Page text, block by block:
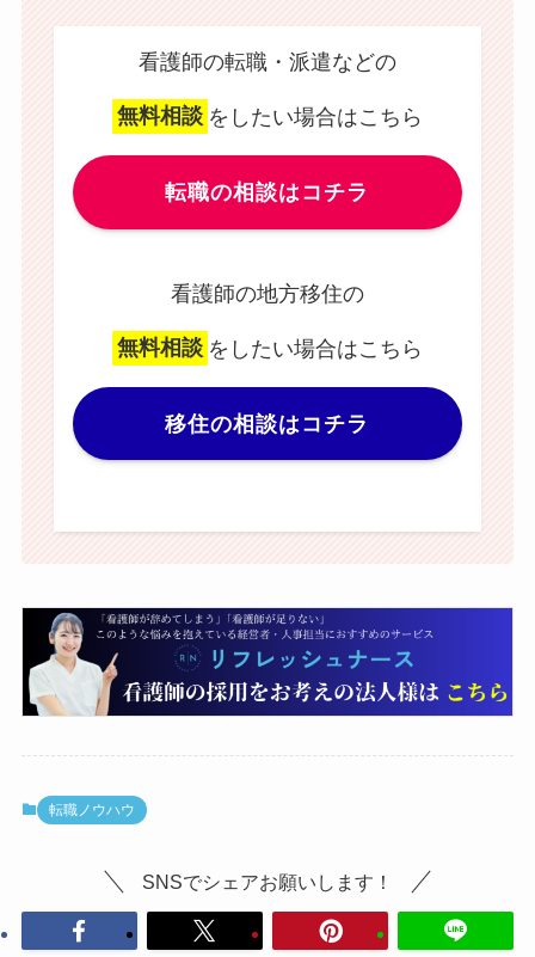
看護師の転職・派遣などの
無料相談 をしたい場合はこちら
転職の相談はコチラ
看護師の地方移住の
無料相談 をしたい場合はこちら
移住の相談はコチラ
転職ノウハウ
SNSでシェアお願いします！